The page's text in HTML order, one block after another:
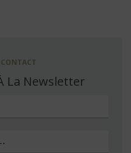
La Newsletter